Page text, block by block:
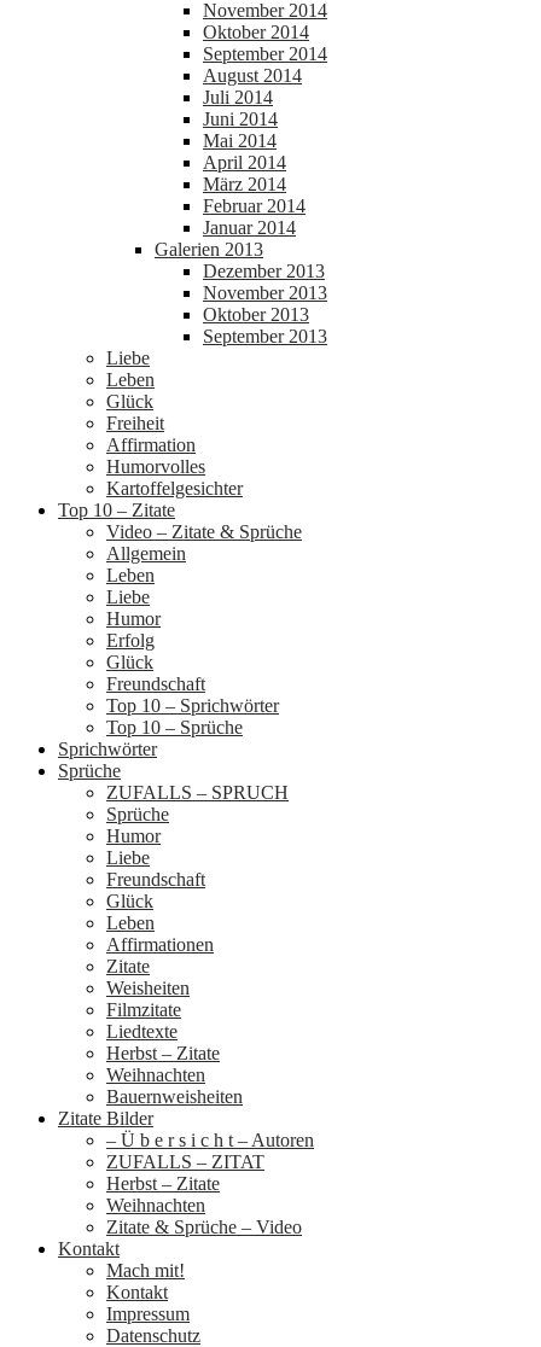
November 2014
Oktober 2014
September 2014
August 2014
Juli 2014
Juni 2014
Mai 2014
April 2014
März 2014
Februar 2014
Januar 2014
Galerien 2013
Dezember 2013
November 2013
Oktober 2013
September 2013
Liebe
Leben
Glück
Freiheit
Affirmation
Humorvolles
Kartoffelgesichter
Top 10 – Zitate
Video – Zitate & Sprüche
Allgemein
Leben
Liebe
Humor
Erfolg
Glück
Freundschaft
Top 10 – Sprichwörter
Top 10 – Sprüche
Sprichwörter
Sprüche
ZUFALLS – SPRUCH
Sprüche
Humor
Liebe
Freundschaft
Glück
Leben
Affirmationen
Zitate
Weisheiten
Filmzitate
Liedtexte
Herbst – Zitate
Weihnachten
Bauernweisheiten
Zitate Bilder
– Ü b e r s i c h t – Autoren
ZUFALLS – ZITAT
Herbst – Zitate
Weihnachten
Zitate & Sprüche – Video
Kontakt
Mach mit!
Kontakt
Impressum
Datenschutz